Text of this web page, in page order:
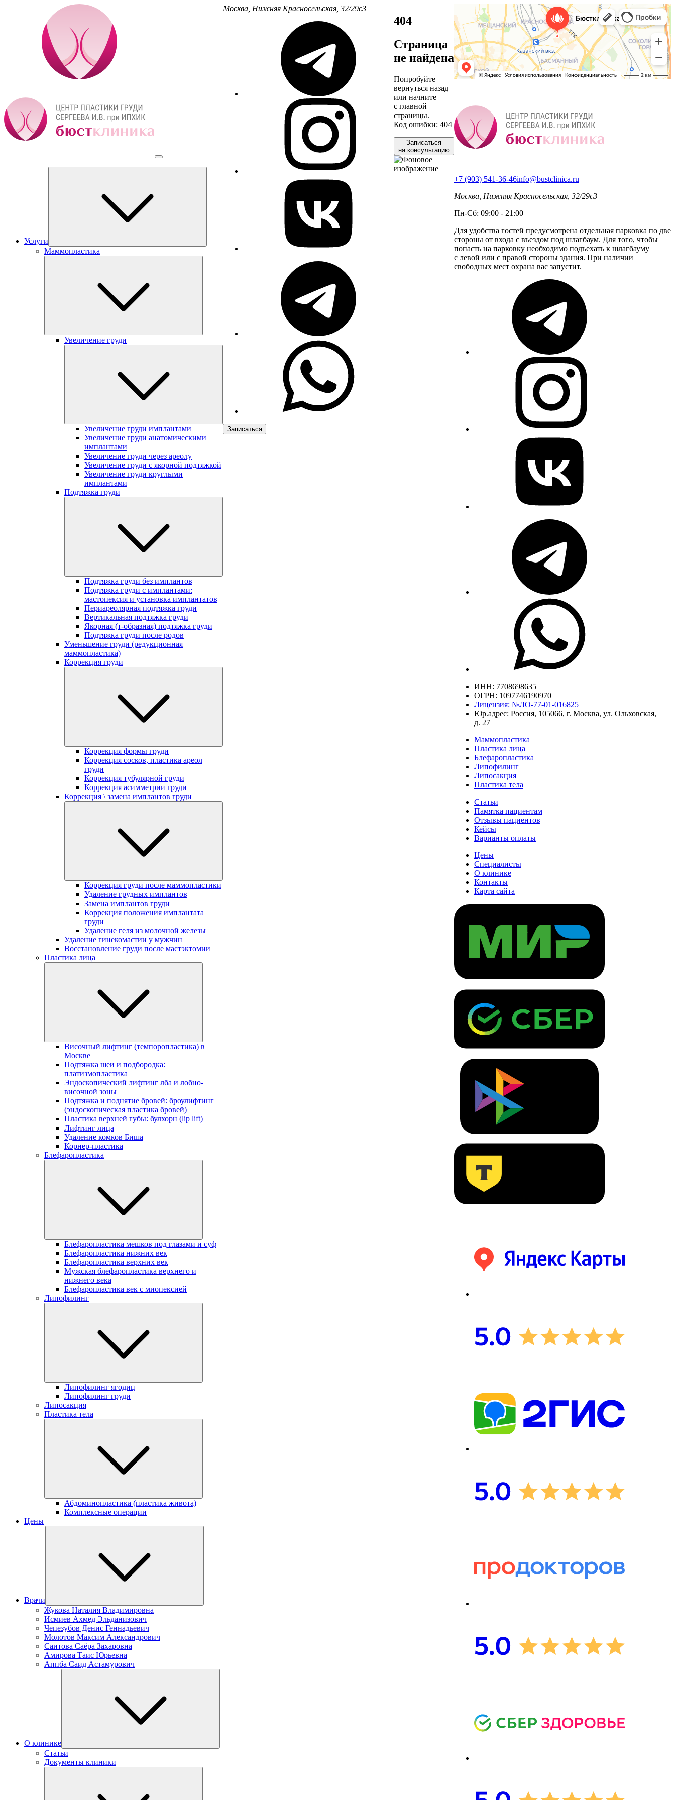
Услуги
Маммопластика
Увеличение груди
Увеличение груди имплантами
Увеличение груди анатомическими
имплантами
Увеличение груди через ареолу
Увеличение груди с якорной подтяжкой
Увеличение груди круглыми
имплантами
Подтяжка груди
Подтяжка груди без имплантов
Подтяжка груди с имплантами:
мастопексия и установка имплантатов
Периареолярная подтяжка груди
Вертикальная подтяжка груди
Якорная (т-образная) подтяжка груди
Подтяжка груди после родов
Уменьшение груди (редукционная
маммопластика)
Коррекция груди
Коррекция формы груди
Коррекция сосков, пластика ареол
груди
Коррекция тубулярной груди
Коррекция асимметрии груди
Коррекция \ замена имплантов груди
Коррекция груди после маммопластики
Удаление грудных имплантов
Замена имплантов груди
Коррекция положения имплантата
груди
Удаление геля из молочной железы
Удаление гинекомастии у мужчин
Восстановление груди после мастэктомии
Пластика лица
Височный лифтинг (темпоропластика) в
Москве
Подтяжка шеи и подбородка:
платизмопластика
Эндоскопический лифтинг лба и лобно-
височной зоны
Подтяжка и поднятие бровей: броулифтинг
(эндоскопическая пластика бровей)
Пластика верхней губы: булхорн (lip lift)
Лифтинг лица
Удаление комков Биша
Корнер-пластика
Блефаропластика
Блефаропластика мешков под глазами и суф
Блефаропластика нижних век
Блефаропластика верхних век
Мужская блефаропластика верхнего и
нижнего века
Блефаропластика век с миопексией
Липофилинг
Липофилинг ягодиц
Липофилинг груди
Липосакция
Пластика тела
Абдоминопластика (пластика живота)
Комплексные операции
Цены
Врачи
Жукова Наталия Владимировна
Исмиев Ахмед Эльданизович
Чепезубов Денис Геннадьевич
Молотов Максим Александрович
Саитова Саёра Захаровна
Амирова Таис Юрьевна
Аппба Саид Астамурович
О клинике
Статьи
Документы клиники
Москва, Нижняя Красносельская, 32/29с3
Записаться
404
Страница
не найдена
Попробуйте
вернуться назад
или начните
с главной
страницы.
Код ошибки: 404
Записаться
на консультацию
+7 (903) 541-36-46info@bustclinica.ru
Москва, Нижняя Красносельская, 32/29с3
Пн-Сб: 09:00 - 21:00
Для удобства гостей предусмотрена отдельная парковка по две
стороны от входа с въездом под шлагбаум. Для того, чтобы
попасть на парковку необходимо подъехать к шлагбауму
с левой или с правой стороны здания. При наличии
свободных мест охрана вас запустит.
ИНН: 7708698635
ОГРН: 1097746190970
Лицензия: №ЛО-77-01-016825
Юр.адрес: Россия, 105066, г. Москва, ул. Ольховская,
д. 27
Маммопластика
Пластика лица
Блефаропластика
Липофилинг
Липосакция
Пластика тела
Статьи
Памятка пациентам
Отзывы пациентов
Кейсы
Варианты оплаты
Цены
Специалисты
О клинике
Контакты
Карта сайта